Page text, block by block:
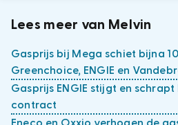
Lees meer van Melvin
Gasprijs bij Mega schiet bijna
Greenchoice, ENGIE en
Gasprijs ENGIE stijgt en
contract